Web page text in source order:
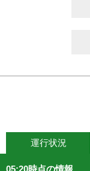
運行状況
05:20時点の情報